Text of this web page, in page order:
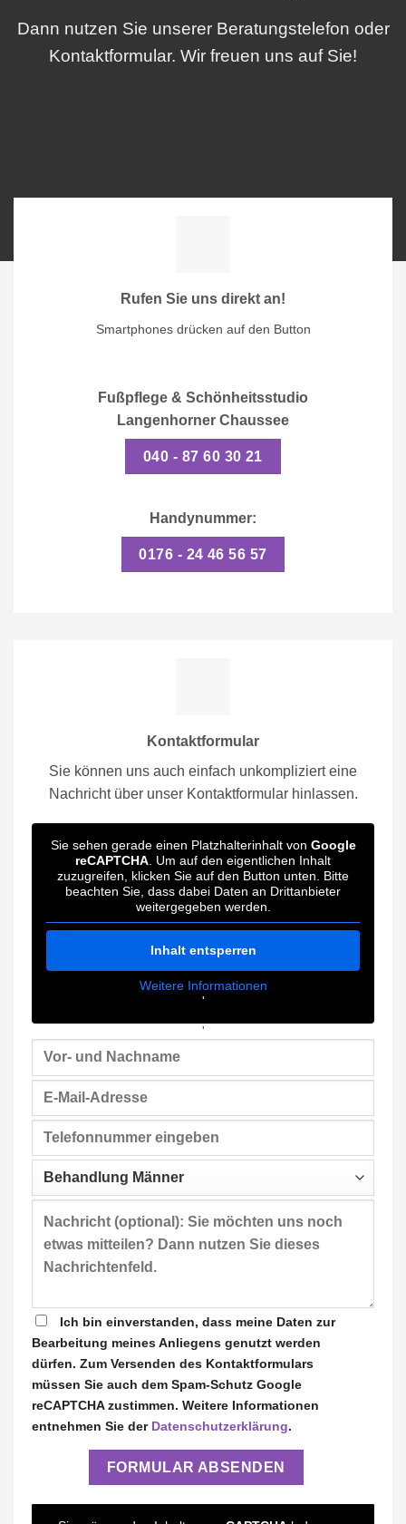
Dann nutzen Sie unserer Beratungstelefon oder
Kontaktformular. Wir freuen uns auf Sie!
Rufen Sie uns direkt an!
Smartphones drücken auf den Button
Fußpflege & Schönheitsstudio
Langenhorner Chaussee
040 - 87 60 30 21
Handynummer:
0176 - 24 46 56 57
Kontaktformular
Sie können uns auch einfach unkompliziert eine
Nachricht über unser Kontaktformular hinlassen.
Sie sehen gerade einen Platzhalterinhalt von Google
reCAPTCHA. Um auf den eigentlichen Inhalt
zuzugreifen, klicken Sie auf den Button unten. Bitte
beachten Sie, dass dabei Daten an Drittanbieter
weitergegeben werden.
Inhalt entsperren
Weitere Informationen
'
'
Ich bin einverstanden, dass meine Daten zur
Bearbeitung meines Anliegens genutzt werden
dürfen. Zum Versenden des Kontaktformulars
müssen Sie auch dem Spam-Schutz Google
reCAPTCHA zustimmen. Weitere Informationen
entnehmen Sie der Datenschutzerklärung.